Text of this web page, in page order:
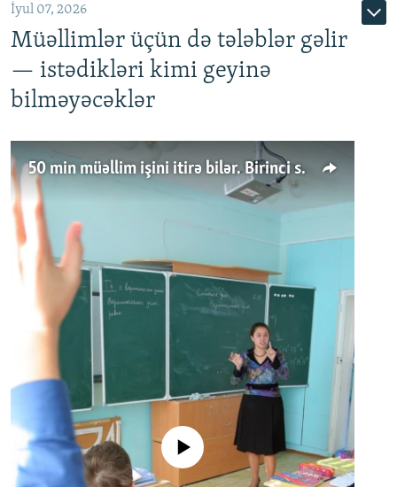
İyul 07, 2026
Müəllimlər üçün də tələblər gəlir
— istədikləri kimi geyinə
bilməyəcəklər
50 min müəllim işini itirə bilər. Birinci sinfə gedənlər azalır
No media source currently available